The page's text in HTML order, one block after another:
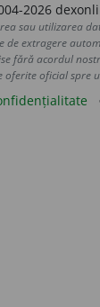
2026
sau utilizarea
de extragere
fără acordul
oferite oficial spre